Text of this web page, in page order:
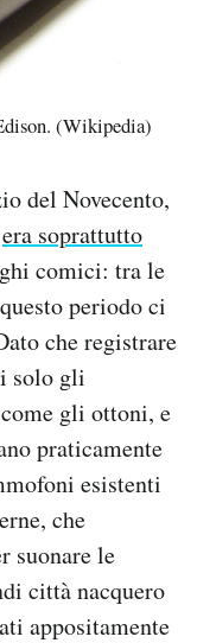
(Wikipedia)
del Novecento,
era soprattutto
comici: tra le
periodo ci
che registrare
solo gli
gli ottoni, e
praticamente
esistenti
che
suonare le
città nacquero
appositamente